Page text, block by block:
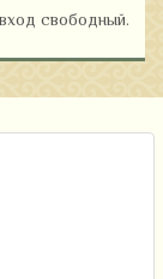
свободный.